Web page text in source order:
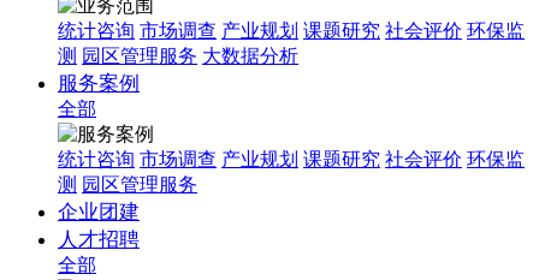
统计咨询 市场调查 产业规划 课题研究 社会评价 环保监
测 园区管理服务 大数据分析
服务案例
全部
统计咨询 市场调查 产业规划 课题研究 社会评价 环保监
测 园区管理服务
企业团建
人才招聘
全部